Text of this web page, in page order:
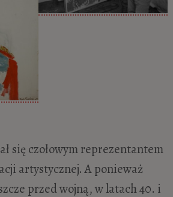
się czołowym reprezentantem
artystycznej. A ponieważ
przed wojną, w latach 40. i